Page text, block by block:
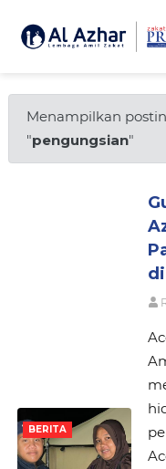
Menampilkan
"pengungsian"
BERITA